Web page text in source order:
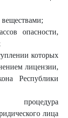
опасности,
которых
лицензии,
Республики
процедура
лица